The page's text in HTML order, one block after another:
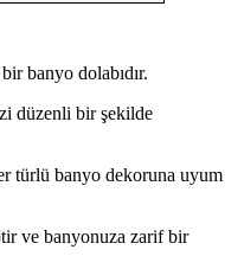
banyo dolabıdır.
düzenli bir şekilde
türlü banyo dekoruna uyum
ve banyonuza zarif bir